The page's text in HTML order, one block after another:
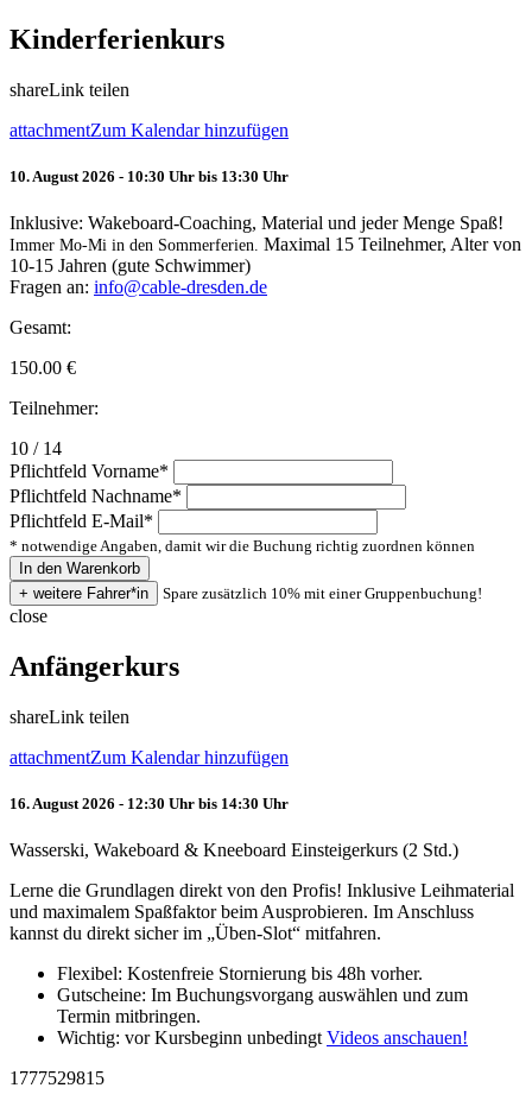
Kinderferienkurs
shareLink teilen
attachmentZum Kalendar hinzufügen
10. August 2026 - 10:30 Uhr bis 13:30 Uhr
Inklusive: Wakeboard-Coaching, Material und jeder Menge Spaß!
Immer Mo-Mi in den Sommerferien. Maximal 15 Teilnehmer, Alter von
10-15 Jahren (gute Schwimmer)
Fragen an: info@cable-dresden.de
Gesamt:
150.00 €
Teilnehmer:
10 / 14
Pflichtfeld Vorname*
Pflichtfeld Nachname*
Pflichtfeld E-Mail*
* notwendige Angaben, damit wir die Buchung richtig zuordnen können
Spare zusätzlich 10% mit einer Gruppenbuchung!
close
Anfängerkurs
shareLink teilen
attachmentZum Kalendar hinzufügen
16. August 2026 - 12:30 Uhr bis 14:30 Uhr
Wasserski, Wakeboard & Kneeboard Einsteigerkurs (2 Std.)
Lerne die Grundlagen direkt von den Profis! Inklusive Leihmaterial
und maximalem Spaßfaktor beim Ausprobieren. Im Anschluss
kannst du direkt sicher im „Üben-Slot“ mitfahren.
Flexibel: Kostenfreie Stornierung bis 48h vorher.
Gutscheine: Im Buchungsvorgang auswählen und zum
Termin mitbringen.
Wichtig: vor Kursbeginn unbedingt Videos anschauen!
1777529815